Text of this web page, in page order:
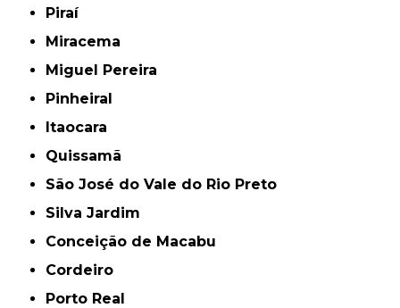
Piraí
Miracema
Miguel Pereira
Pinheiral
Itaocara
Quissamã
São José do Vale do Rio Preto
Silva Jardim
Conceição de Macabu
Cordeiro
Porto Real